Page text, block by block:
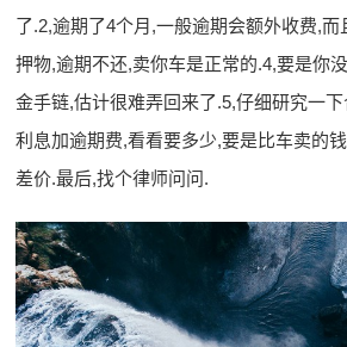
了.2,逾期了4个月,一般逾期会额外收费,
押物,逾期不还,卖你车是正常的.4,要是你
金手链,估计很难弄回来了.5,仔细研究一
利息加逾期费,看看要多少,要是比车卖的
差价.最后,找个律师问问.